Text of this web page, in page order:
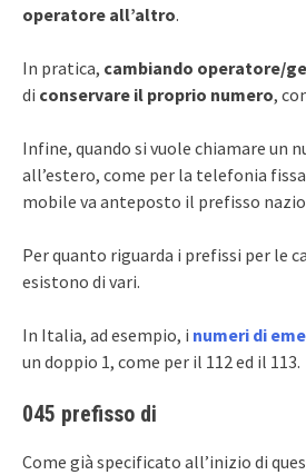
operatore all’altro.
In pratica, cambiando operatore/
di conservare il proprio numero,
Infine, quando si vuole chiamare un
all’estero, come per la telefonia
mobile va anteposto il prefisso
Per quanto riguarda i prefissi per le
esistono di vari.
In Italia, ad esempio, i numeri di
un doppio 1, come per il 112 ed il 113.
045 prefisso di
Come già specificato all’inizio di